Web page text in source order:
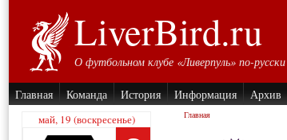
LiverBird.ru
О футбольном клубе «Ливерпуль» по-русски
Главная Команда История Информация Архив
май, 19 (воскресенье) Главная